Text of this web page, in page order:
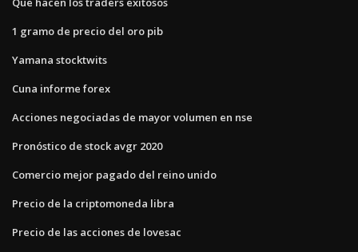
1 gramo de precio del oro pib
Yamana stocktwits
Cuna informe forex
Acciones negociadas de mayor volumen en nse
Pronóstico de stock avgr 2020
Comercio mejor pagado del reino unido
Precio de la criptomoneda libra
Precio de las acciones de lovesac